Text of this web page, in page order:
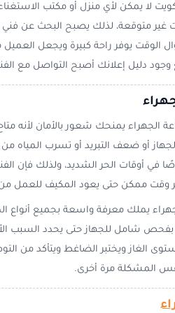
لا يمكن لأي منزل أو مكتب
الوقت يوفر راحة كبيرة ويجعل
دليل إعلانك أصبح التواصل مع
على فني تكييف ٢٤ ساعة الجهراء يمنحك شعور
أو ضعف التبريد أو تسرب المياه
في أوقات الحر الشديد، ولذلك فإن
وقت ممكن حتى يعود المكيف للعمل
تكييف ٢٤ ساعة الجهراء يملك معرفة واسعة
بفحص شامل للجهاز حتى يحدد السبب
الغاز ويختبر الضاغط ويتأكد من
المشكلة مرة أخرى.